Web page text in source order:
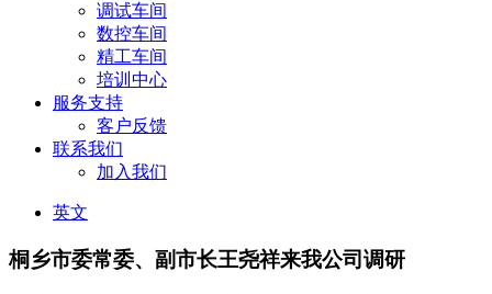
调试车间
数控车间
精工车间
培训中心
服务支持
客户反馈
联系我们
加入我们
英文
桐乡市委常委、副市长王尧祥来我公司调研